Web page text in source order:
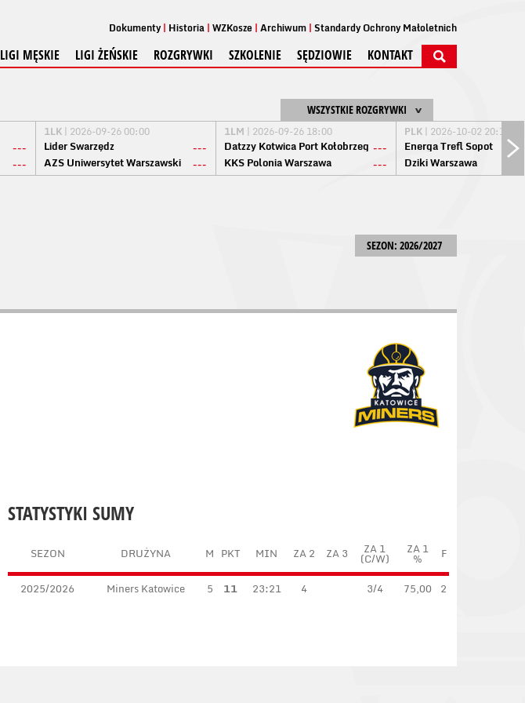
Dokumenty Historia WZKosze Archiwum Standardy Ochrony Małoletnich
LIGI MĘSKIE LIGI ŻEŃSKIE ROZGRYWKI SZKOLENIE SĘDZIOWIE KONTAKT
WSZYSTKIE ROZGRYWKI
---
---
1LK | 2026-09-26 00:00
Lider Swarzędz
---
AZS Uniwersytet Warszawski
---
1LM | 2026-09-26 18:00
Datzzy Kotwica Port Kołobrzeg ---
KKS Polonia Warszawa
---
PLK | 2026-10-02 20:15
Energa Trefl Sopot
Dziki Warszawa
SEZON: 2026/2027
STATYSTYKI SUMY
SEZON DRUŻYNA M PKT MIN ZA 2 ZA 3 ZA 1
(C/W)
ZA 1
% F
2025/2026 Miners Katowice 5 11 23:21 4 3/4 75,00 2